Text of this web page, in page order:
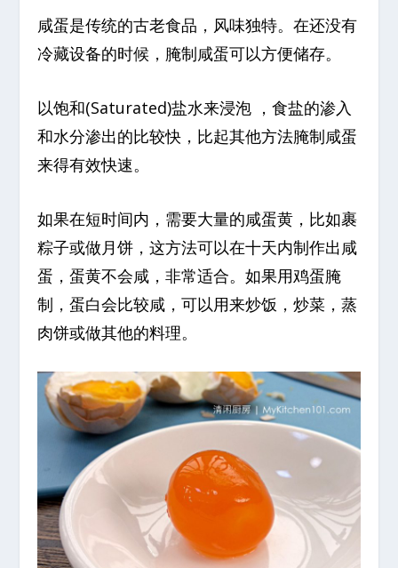
咸蛋是传统的古老食品，风味独特。在还没有
冷藏设备的时候，腌制咸蛋可以方便储存。
以饱和(Saturated)盐水来浸泡 ，食盐的渗入
和水分渗出的比较快，比起其他方法腌制咸蛋
来得有效快速。
如果在短时间内，需要大量的咸蛋黄，比如裹
粽子或做月饼，这方法可以在十天内制作出咸
蛋，蛋黄不会咸，非常适合。如果用鸡蛋腌
制，蛋白会比较咸，可以用来炒饭，炒菜，蒸
肉饼或做其他的料理。